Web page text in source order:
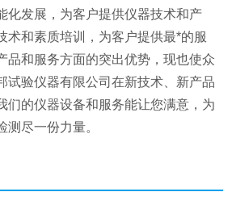
化发展，为客户提供仪器技术和产
术和素质培训，为客户提供最*的服
品和服务方面的突出优势，现也使众
试验仪器有限公司在新技术、新产品
们的仪器设备和服务能让您满意，为
测尽一份力量。